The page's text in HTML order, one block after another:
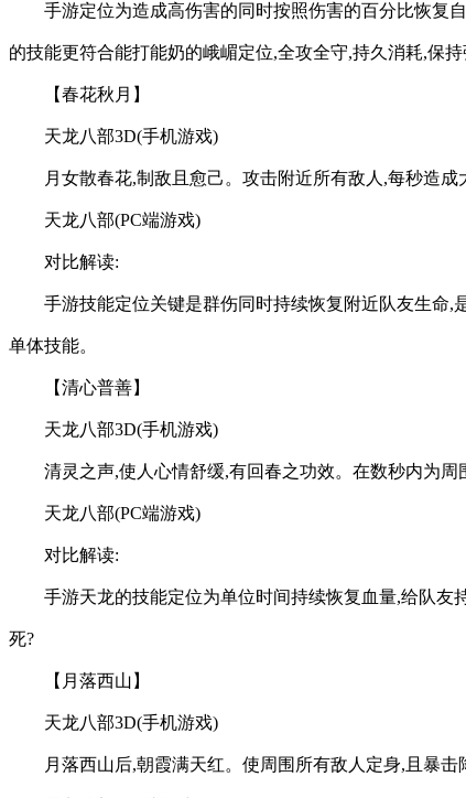
手游定位为造成高伤害的同时按照伤害的百分比恢复
的技能更符合能打能奶的峨嵋定位,全攻全守,持久消耗,保
【春花秋月】
天龙八部3D(手机游戏)
月女散春花,制敌且愈己。攻击附近所有敌人,每秒造
天龙八部(PC端游戏)
对比解读:
手游技能定位关键是群伤同时持续恢复附近队友生命
单体技能。
【清心普善】
天龙八部3D(手机游戏)
清灵之声,使人心情舒缓,有回春之功效。在数秒内为
天龙八部(PC端游戏)
对比解读:
手游天龙的技能定位为单位时间持续恢复血量,给队友
死?
【月落西山】
天龙八部3D(手机游戏)
月落西山后,朝霞满天红。使周围所有敌人定身,且暴击